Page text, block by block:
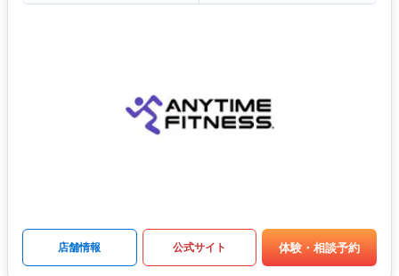
店舗情報 公式サイト 体験・相談予約